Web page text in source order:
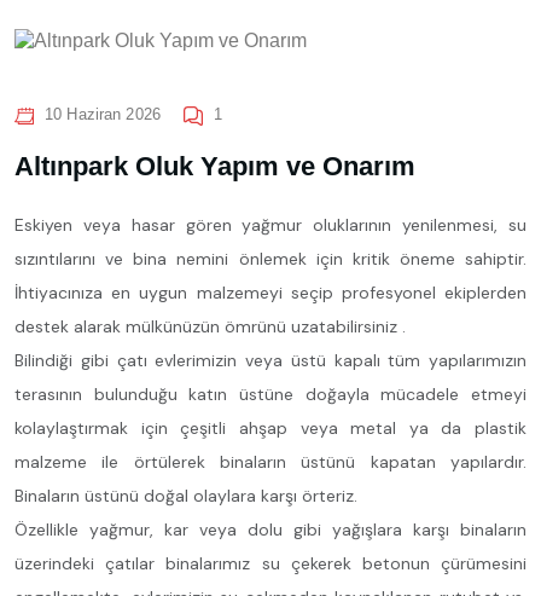
10 Haziran 2026 1
Altınpark Oluk Yapım ve Onarım
Eskiyen veya hasar gören yağmur oluklarının yenilenmesi, su
sızıntılarını ve bina nemini önlemek için kritik öneme sahiptir.
İhtiyacınıza en uygun malzemeyi seçip profesyonel ekiplerden
destek alarak mülkünüzün ömrünü uzatabilirsiniz .
Bilindiği gibi çatı evlerimizin veya üstü kapalı tüm yapılarımızın
terasının bulunduğu katın üstüne doğayla mücadele etmeyi
kolaylaştırmak için çeşitli ahşap veya metal ya da plastik
malzeme ile örtülerek binaların üstünü kapatan yapılardır.
Binaların üstünü doğal olaylara karşı örteriz.
Özellikle yağmur, kar veya dolu gibi yağışlara karşı binaların
üzerindeki çatılar binalarımız su çekerek betonun çürümesini